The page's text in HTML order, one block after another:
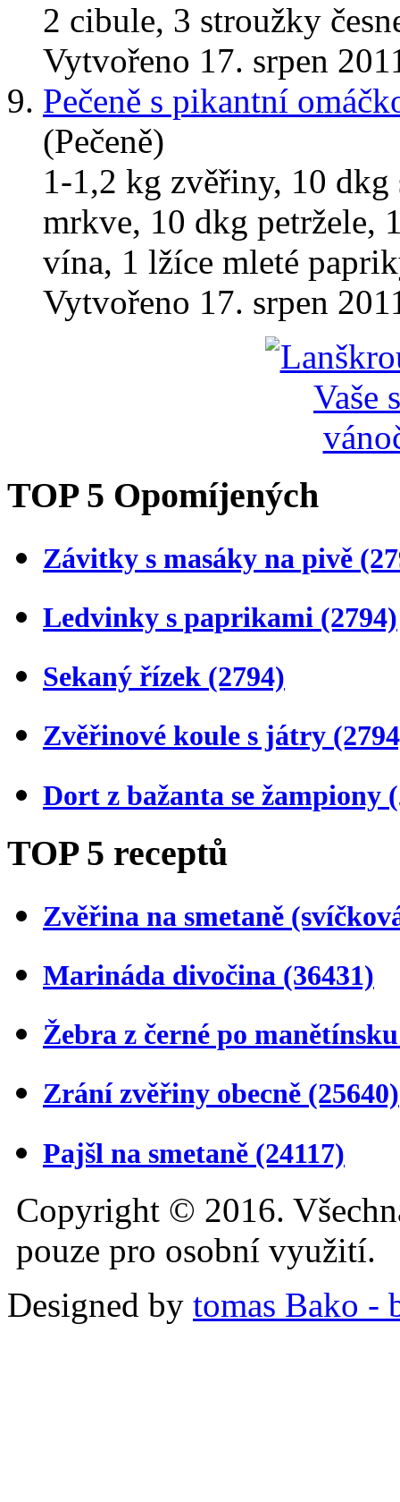
2 cibule, 3 stroužky
Vytvořeno 17. srpen
9. Pečeně s pikantní
(Pečeně)
1-1,2 kg zvěřiny, 10
mrkve, 10 dkg petržele,
vína, 1 lžíce mleté
Vytvořeno 17. srpen
TOP 5 Opomíjených
Závitky s masáky na pivě
Ledvinky s paprikami (2794)
Sekaný řízek (2794)
Zvěřinové koule s játry
Dort z bažanta se žampiony
TOP 5 receptů
Zvěřina na smetaně
Marináda divočina (36431)
Žebra z černé po
Zrání zvěřiny obecně (25640)
Pajšl na smetaně (24117)
Copyright © 2016.
pouze pro osobní využití.
Designed by tomas Bako -